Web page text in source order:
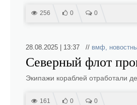
256 0 0
28.08.2025 | 13:37 // вмф,
Северный флот
Экипажи кораблей отработали
161 0 0